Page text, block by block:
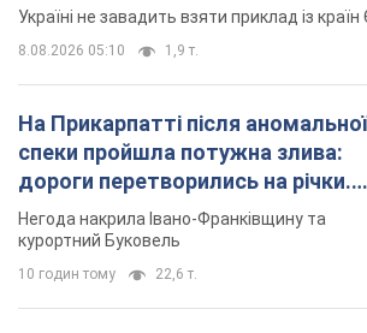
Україні не завадить взяти приклад із
8.08.2026 05:10 1,9 т.
На Прикарпатті після аномальної
спеки пройшла потужна злива:
дороги перетворились на річки.
Відео
Негода накрила Івано-Франківщину та
курортний Буковель
10 годин тому 22,6 т.